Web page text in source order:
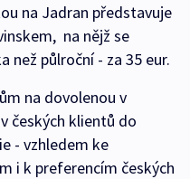
na Jadran představuje
na nějž se
než půlroční - za 35 eur.
na dovolenou v
českých klientů do
- vzhledem ke
i k preferencím českých